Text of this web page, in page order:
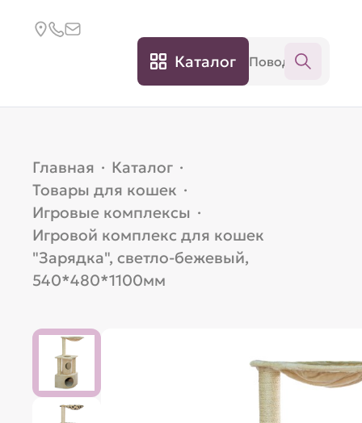
Каталог
Главная · Каталог ·
Товары для кошек ·
Игровые комплексы ·
Игровой комплекс для кошек
"Зарядка", светло-бежевый,
540*480*1100мм